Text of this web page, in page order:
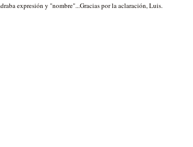
expresión y "nombre"...Gracias por la aclaración, Luis.